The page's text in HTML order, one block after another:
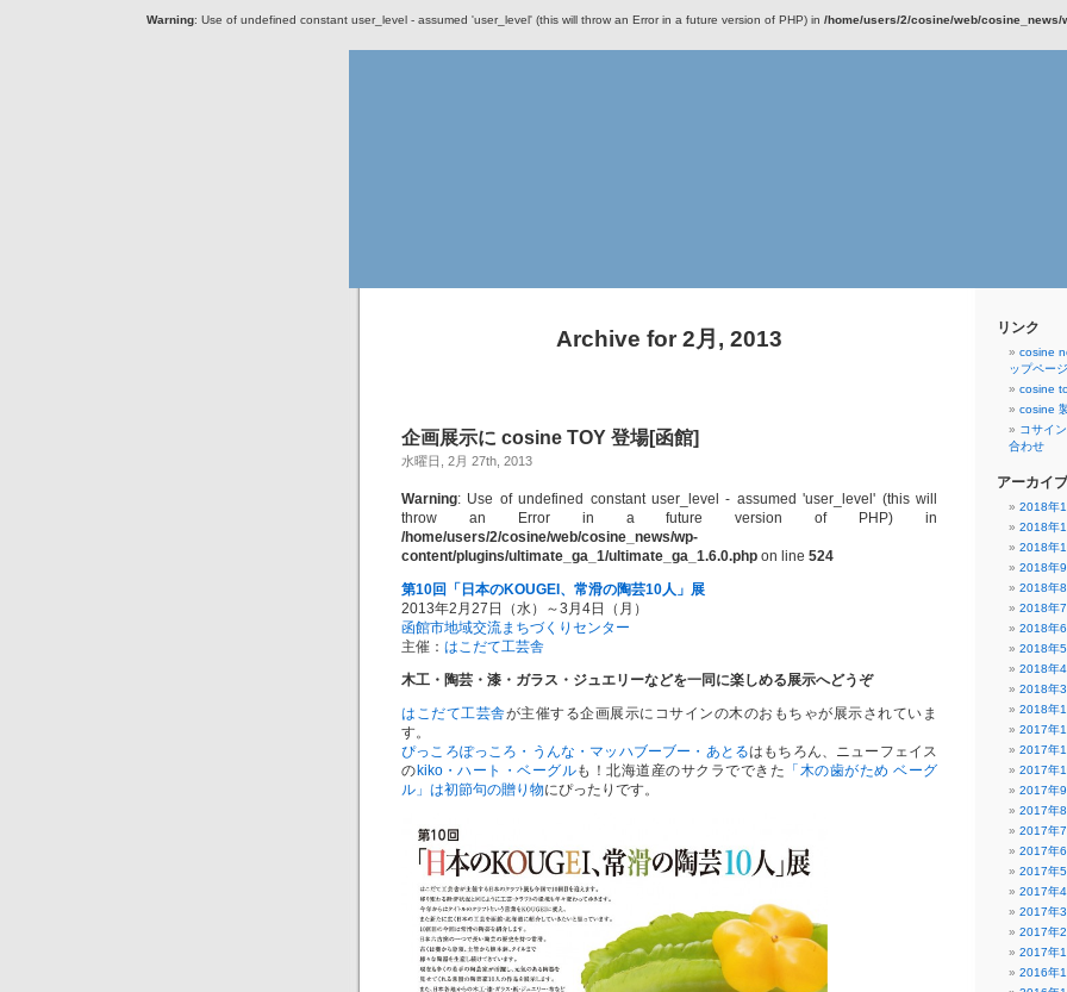
Warning: Use of undefined constant user_level - assumed 'user_level' (this will throw an Error in a future version of PHP) in /home/users/2/cosine/web/
Archive for 2月, 2013
企画展示に cosine TOY 登場[函館]
水曜日, 2月 27th, 2013
Warning: Use of undefined constant user_level - assumed 'user_level' (this will
throw an Error in a future version of PHP) in
/home/users/2/cosine/web/cosine_news/wp-
content/plugins/ultimate_ga_1/ultimate_ga_1.6.0.php on line 524
第10回「日本のKOUGEI、常滑の陶芸10人」展
2013年2月27日（水）～3月4日（月）
函館市地域交流まちづくりセンター
主催： はこだて工芸舎
木工・陶芸・漆・ガラス・ジュエリーなどを一同に楽しめる展示へどうぞ
はこだて工芸舎が主催する企画展示にコサインの木のおもちゃが展示されていま
す。
ぴっころぽっころ・うんな・マッハブーブー・あとるはもちろん、ニューフェイス
のkiko・ハート・ベーグルも！北海道産のサクラでできた 「木の歯がため ベーグ
ル」は初節句の贈り物にぴったりです。
リンク
cosine
ップページ
cosine
cosine
コサイ
合わせ
アーカイブ
2018年
2018年
2018年
2018年9
2018年8
2018年7
2018年6
2018年5
2018年4
2018年3
2018年1
2017年
2017年
2017年
2017年9
2017年8
2017年7
2017年6
2017年5
2017年4
2017年3
2017年2
2017年1
2016年